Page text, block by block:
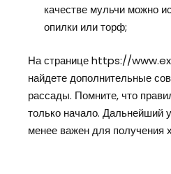
качестве мульчи можно
опилки или торф;
На странице https://
найдете дополнительные
рассады. Помните, что
только начало. Дальнейший
менее важен для получения